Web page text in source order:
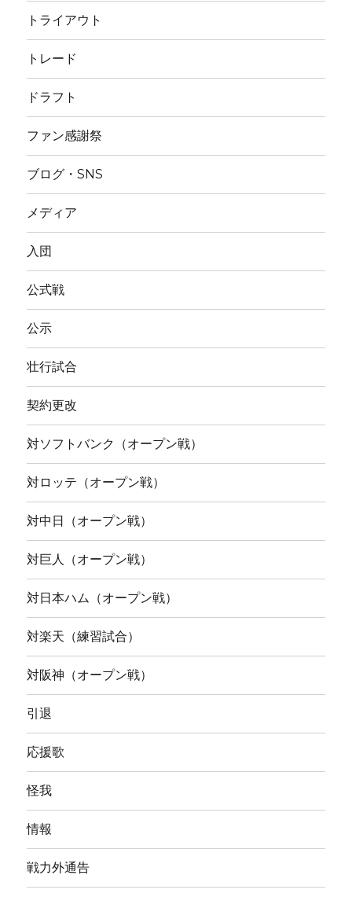
トライアウト
トレード
ドラフト
ファン感謝祭
ブログ・SNS
メディア
入団
公式戦
公示
壮行試合
契約更改
対ソフトバンク（オープン戦）
対ロッテ（オープン戦）
対中日（オープン戦）
対巨人（オープン戦）
対日本ハム（オープン戦）
対楽天（練習試合）
対阪神（オープン戦）
引退
応援歌
怪我
情報
戦力外通告